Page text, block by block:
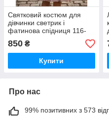
Святковий костюм для
дівчинки светрик і
фатинова спідниця 116-
128р
850 ₴
Купити
Про нас
99% позитивних з 573